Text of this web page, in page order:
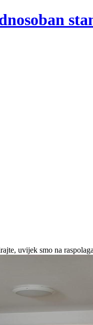
uvijek smo na